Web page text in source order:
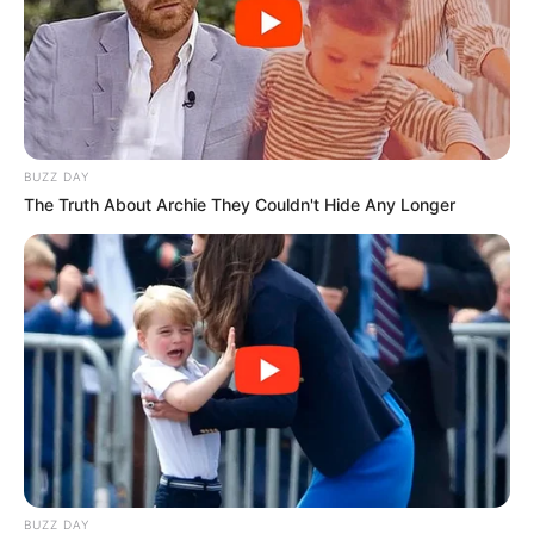
Credenciamento via Saips
- Todas equipes de Atenção Primária Prisional (eAPP) e serviços de
Polo de Academia da Saúde devem ser credenciados
exclusivamente pelo Sistema de Apoio à Implementação de
Políticas em Saúde (Saips).
Confira mais informações sobre esse modelo de credenciamento,
lendo aNota Informativa nº 1/2021-
COPRIS/CGGAP/DESF/SAPS/MS(PDF).
⌠ A transferência dos incentivos financeiros para custeio de equipes
ou serviços da APS depende do credenciamento e homologação no
SCNES. Nesse processo deve ser levado em consideração critérios
mínimos exigidos de validação dessas equipes e serviços, para que
seja cumprida a transferência dos incentivos financeiros federais de
custeio, conforme estabelecido pela Portaria nº 1, de junho de
2021(PDF)⌡
BUZZ DAY
The Truth About Archie They Couldn't Hide Any Longer
BUZZ DAY